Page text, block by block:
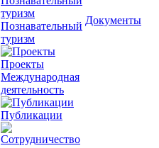
Познавательный
туризм
Проекты
Международная
деятельность
Публикации
Документы